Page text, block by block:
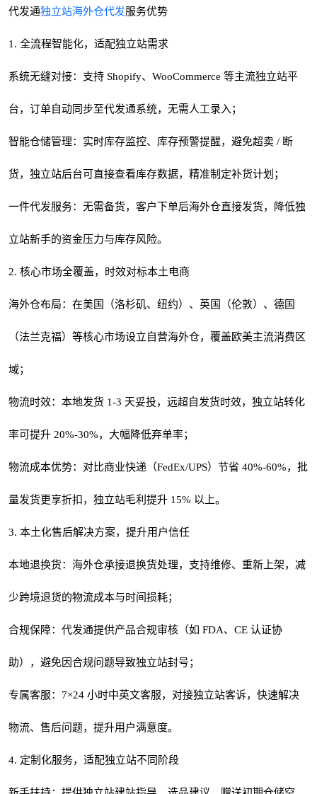
代发通独立站海外仓代发服务优势
1. 全流程智能化，适配独立站需求
系统无缝对接：支持 Shopify、WooCommerce 等主流独立站平
台，订单自动同步至代发通系统，无需人工录入；
智能仓储管理：实时库存监控、库存预警提醒，避免超卖 / 断
货，独立站后台可直接查看库存数据，精准制定补货计划；
一件代发服务：无需备货，客户下单后海外仓直接发货，降低独
立站新手的资金压力与库存风险。
2. 核心市场全覆盖，时效对标本土电商
海外仓布局：在美国（洛杉矶、纽约）、英国（伦敦）、德国
（法兰克福）等核心市场设立自营海外仓，覆盖欧美主流消费区
域；
物流时效：本地发货 1-3 天妥投，远超自发货时效，独立站转化
率可提升 20%-30%，大幅降低弃单率；
物流成本优势：对比商业快递（FedEx/UPS）节省 40%-60%，批
量发货更享折扣，独立站毛利提升 15% 以上。
3. 本土化售后解决方案，提升用户信任
本地退换货：海外仓承接退换货处理，支持维修、重新上架，减
少跨境退货的物流成本与时间损耗；
合规保障：代发通提供产品合规审核（如 FDA、CE 认证协
助），避免因合规问题导致独立站封号；
专属客服：7×24 小时中英文客服，对接独立站客诉，快速解决
物流、售后问题，提升用户满意度。
4. 定制化服务，适配独立站不同阶段